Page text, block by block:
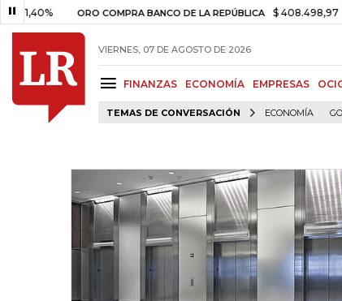
ORO COMPRA BANCO DE LA REPÚBLICA $ 408.498,97 +$
VIERNES, 07 DE AGOSTO DE 2026
FINANZAS ECONOMÍA EMPRESAS
TEMAS DE CONVERSACIÓN ECONOMÍA